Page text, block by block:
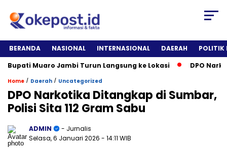
BERANDA NASIONAL INTERNASIONAL DAERAH
POLITIK
Muaro Jambi Turun Langsung ke Lokasi
DPO
Home / Daerah / Uncategorized
DPO Narkotika Ditangkap di Sumbar,
Polisi Sita 112 Gram Sabu
ADMIN
- Jurnalis
Selasa, 6 Januari 2026 - 14:11 WIB